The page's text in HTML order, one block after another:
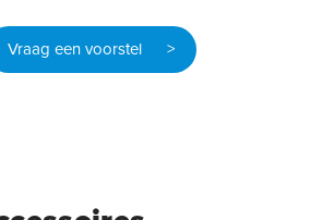
Vraag een voorstel >